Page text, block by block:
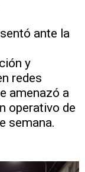
ante la
y
redes
amenazó a
operativo de
semana.